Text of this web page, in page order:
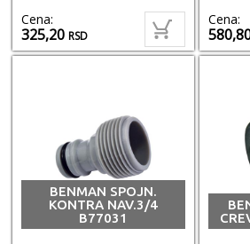
Cena:
325,20RSD
Cena:
BENMAN SPOJN.
KONTRA NAV.3/4
B77031